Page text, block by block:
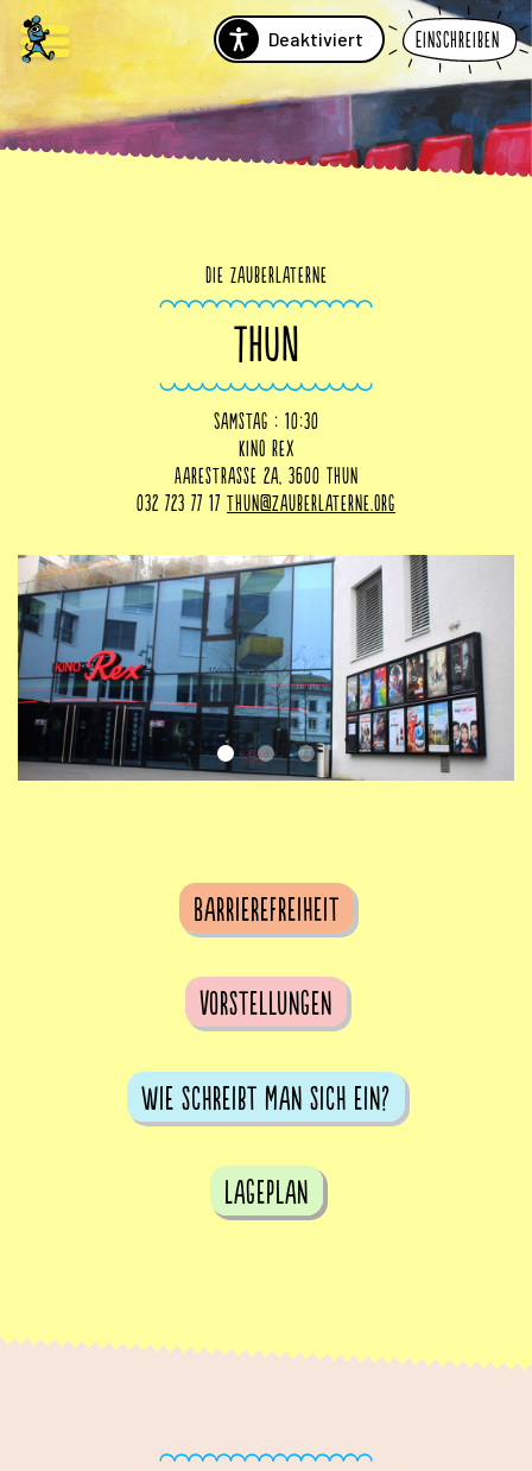
Deaktiviert Einschreiben
Die Zauberlaterne
THUN
Samstag : 10:30
Kino Rex
Aarestrasse 2a, 3600 Thun
032 723 77 17 thun@zauberlaterne.org
Barrierefreiheit
Vorstellungen
Wie schreibt man sich ein?
Lageplan